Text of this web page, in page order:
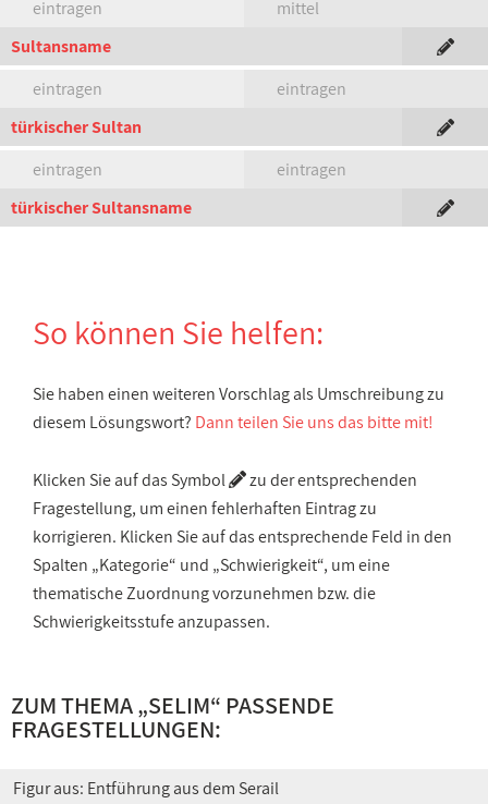
eintragen
mittel
Sultansname
eintragen
eintragen
türkischer Sultan
eintragen
eintragen
türkischer Sultansname
So können Sie helfen:
Sie haben einen weiteren Vorschlag als Umschreibung zu
diesem Lösungswort? Dann teilen Sie uns das bitte mit!
Klicken Sie auf das Symbol
zu der entsprechenden
Fragestellung, um einen fehlerhaften Eintrag zu
korrigieren. Klicken Sie auf das entsprechende Feld in den
Spalten „Kategorie“ und „Schwierigkeit“, um eine
thematische Zuordnung vorzunehmen bzw. die
Schwierigkeitsstufe anzupassen.
ZUM THEMA „SELIM“ PASSENDE
FRAGESTELLUNGEN:
Figur aus: Entführung aus dem Serail